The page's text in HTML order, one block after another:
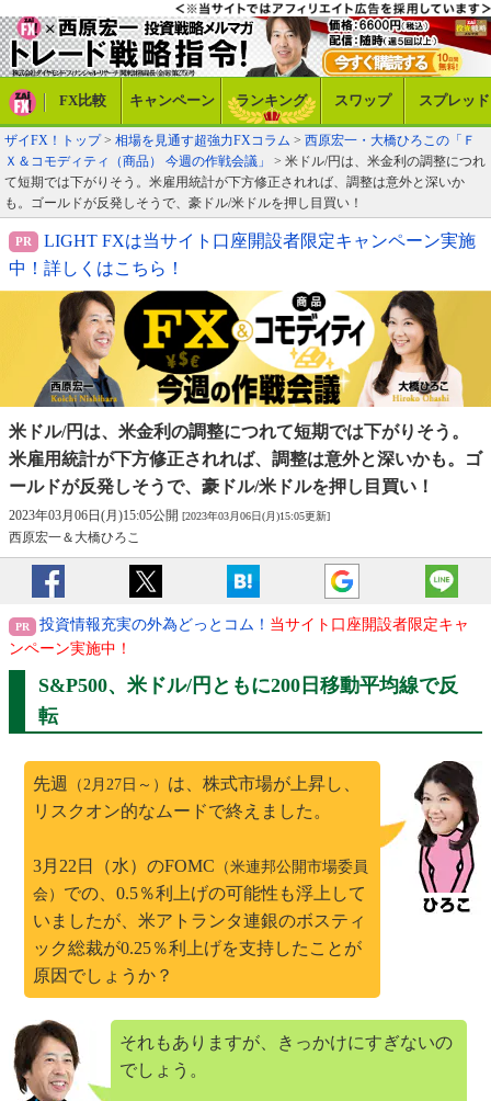
FX比較 キャンペーン ランキング スワップ スプレッド
ザイFX！トップ> 相場を見通す超強力FXコラム > 西原宏一・大橋ひろこの「Ｆ
Ｘ＆コモディティ（商品） 今週の作戦会議」
> 米ドル/円は、米金利の調整につれ
て短期では下がりそう。米雇用統計が下方修正されれば、調整は意外と深いか
も。ゴールドが反発しそうで、豪ドル/米ドルを押し目買い！
LIGHT FXは当サイト口座開設者限定キャンペーン実施
中！詳しくはこちら！
米ドル/円は、米金利の調整につれて短期では下がりそう。
米雇用統計が下方修正されれば、調整は意外と深いかも。
ゴ
ールドが反発しそうで、豪ドル/米ドルを押し目買い！
2023年03月06日(月)15:05公開 [2023年03月06日(月)15:05更新]
西原宏一＆大橋ひろこ
投資情報充実の外為どっとコム！ 当サイト口座開設者限定キャ
ンペーン実施中！
S&P500、米ドル/円ともに200日移動平均線で反
転
先週 （2月27日～） は、株式市場が上昇し、
リスクオン的なムードで終えました。
3月22日（水）のFOMC （米連邦公開市場委員
会） での、0.5％利上げの可能性も浮上して
いましたが、米アトランタ連銀のボスティ
ック総裁が0.25％利上げを支持したことが
原因でしょうか？
それもありますが、きっかけにすぎないの
でしょう。